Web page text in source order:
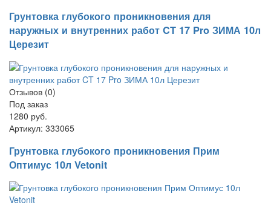
Грунтовка глубокого проникновения для
наружных и внутренних работ CT 17 Pro ЗИМА 10л
Церезит
Отзывов (0)
Под заказ
1280 руб.
Артикул: 333065
Грунтовка глубокого проникновения Прим
Оптимус 10л Vetonit